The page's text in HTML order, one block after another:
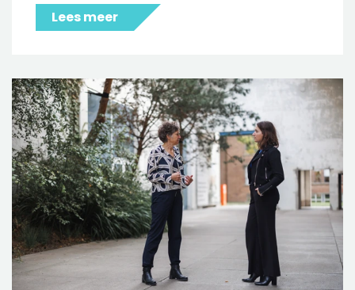
Lees meer